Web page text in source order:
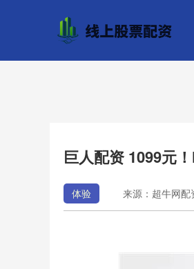
巨人配资 1099元
体验 来源：超牛网配